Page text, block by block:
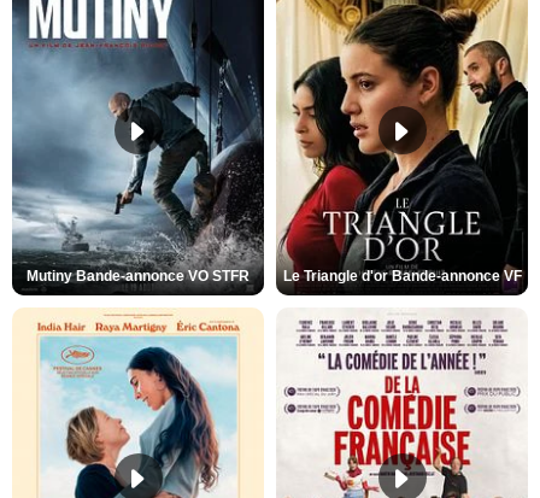
Mutiny Bande-annonce VO STFR Le Triangle d'or Bande-annonce VF